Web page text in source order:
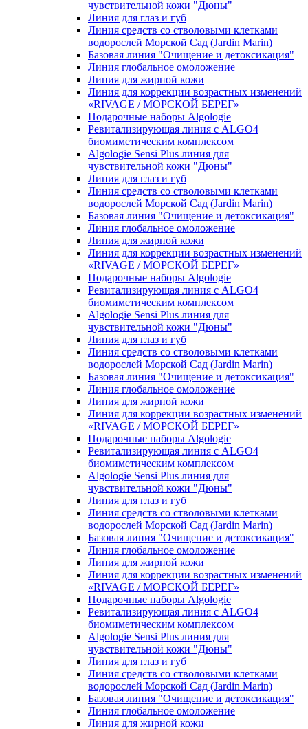
чувcтвительной кожи "Дюны"
Линия для глаз и губ
Линия средств со стволовыми клетками
водорослей Морской Сад (Jardin Marin)
Базовая линия "Очищение и детоксикация"
Линия глобальное омоложение
Линия для жирной кожи
Линия для коррекции возрастных изменений
«RIVAGE / МОРСКОЙ БЕРЕГ»
Подарочные наборы Algologie
Ревитализирующая линия с ALGO4
биомиметическим комплексом
Algologie Sensi Plus линия для
чувcтвительной кожи "Дюны"
Линия для глаз и губ
Линия средств со стволовыми клетками
водорослей Морской Сад (Jardin Marin)
Базовая линия "Очищение и детоксикация"
Линия глобальное омоложение
Линия для жирной кожи
Линия для коррекции возрастных изменений
«RIVAGE / МОРСКОЙ БЕРЕГ»
Подарочные наборы Algologie
Ревитализирующая линия с ALGO4
биомиметическим комплексом
Algologie Sensi Plus линия для
чувcтвительной кожи "Дюны"
Линия для глаз и губ
Линия средств со стволовыми клетками
водорослей Морской Сад (Jardin Marin)
Базовая линия "Очищение и детоксикация"
Линия глобальное омоложение
Линия для жирной кожи
Линия для коррекции возрастных изменений
«RIVAGE / МОРСКОЙ БЕРЕГ»
Подарочные наборы Algologie
Ревитализирующая линия с ALGO4
биомиметическим комплексом
Algologie Sensi Plus линия для
чувcтвительной кожи "Дюны"
Линия для глаз и губ
Линия средств со стволовыми клетками
водорослей Морской Сад (Jardin Marin)
Базовая линия "Очищение и детоксикация"
Линия глобальное омоложение
Линия для жирной кожи
Линия для коррекции возрастных изменений
«RIVAGE / МОРСКОЙ БЕРЕГ»
Подарочные наборы Algologie
Ревитализирующая линия с ALGO4
биомиметическим комплексом
Algologie Sensi Plus линия для
чувcтвительной кожи "Дюны"
Линия для глаз и губ
Линия средств со стволовыми клетками
водорослей Морской Сад (Jardin Marin)
Базовая линия "Очищение и детоксикация"
Линия глобальное омоложение
Линия для жирной кожи